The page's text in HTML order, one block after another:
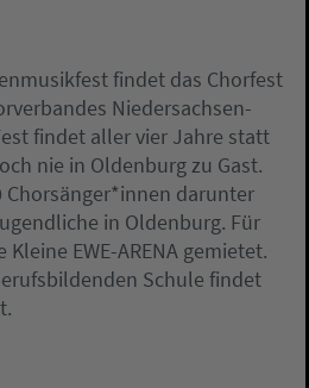
findet das Chorfest
Niedersachsen-
findet aller vier Jahre statt
nie in Oldenburg zu Gast.
Chorsänger*innen darunter
in Oldenburg. Für
EWE-ARENA gemietet.
Schule findet